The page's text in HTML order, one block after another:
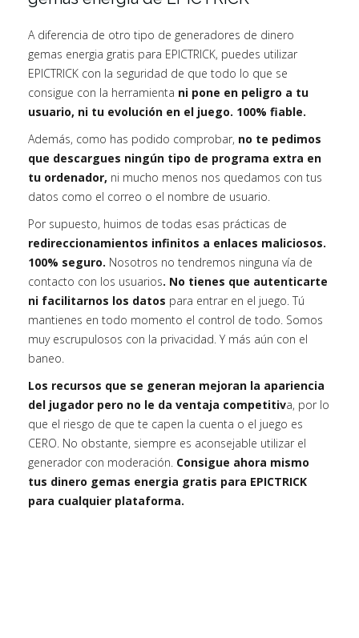
A diferencia de otro tipo de generadores de dinero
gemas energia gratis para EPICTRICK, puedes utilizar
EPICTRICK con la seguridad de que todo lo que se
consigue con la herramienta ni pone en peligro a tu
usuario, ni tu evolución en el juego. 100% fiable.
Además, como has podido comprobar, no te pedimos
que descargues ningún tipo de programa extra en
tu ordenador, ni mucho menos nos quedamos con tus
datos como el correo o el nombre de usuario.
Por supuesto, huimos de todas esas prácticas de
redireccionamientos infinitos a enlaces maliciosos.
100% seguro. Nosotros no tendremos ninguna vía de
contacto con los usuarios. No tienes que autenticarte
ni facilitarnos los datos para entrar en el juego. Tú
mantienes en todo momento el control de todo. Somos
muy escrupulosos con la privacidad. Y más aún con el
baneo.
Los recursos que se generan mejoran la apariencia
del jugador pero no le da ventaja competitiva, por lo
que el riesgo de que te capen la cuenta o el juego es
CERO. No obstante, siempre es aconsejable utilizar el
generador con moderación. Consigue ahora mismo
tus dinero gemas energia gratis para EPICTRICK
para cualquier plataforma.